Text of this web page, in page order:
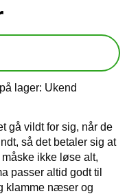
lager: Ukend
gå vildt for sig, når de
så det betaler sig at
ikke løse alt,
passer altid godt til
klamme næser og